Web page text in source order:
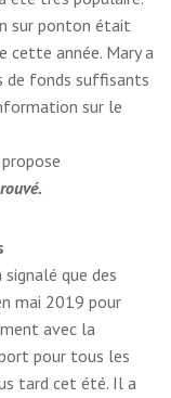
sur ponton était
cette année. Mary a
de fonds suffisants
sur le
que des
mai 2019 pour
avec la
pour tous les
tard cet été. Il a